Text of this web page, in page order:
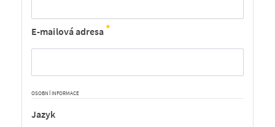
E-mailová adresa
OSOBNÍ INFORMACE
Jazyk